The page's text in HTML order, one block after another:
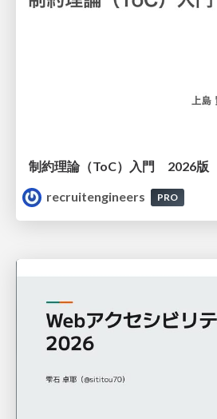
制約理論（ToC）入門 2026版
recruitengineers
PRO